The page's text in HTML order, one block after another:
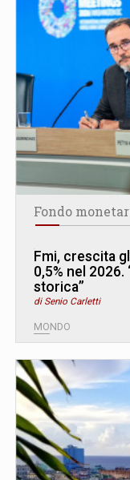
Fondo
Fmi, crescita
0,5% nel
storica”
di Senio Carletti
MONDO